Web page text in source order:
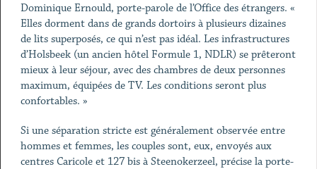
Dominique Ernould, porte-parole de l’Office des étrangers. «
Elles dorment dans de grands dortoirs à plusieurs dizaines
de lits superposés, ce qui n’est pas idéal. Les infrastructures
d’Holsbeek (un ancien hôtel Formule 1, NDLR) se prêteront
mieux à leur séjour, avec des chambres de deux personnes
maximum, équipées de TV. Les conditions seront plus
confortables. »
Si une séparation stricte est généralement observée entre
hommes et femmes, les couples sont, eux, envoyés aux
centres Caricole et 127 bis à Steenokerzeel, précise la porte-